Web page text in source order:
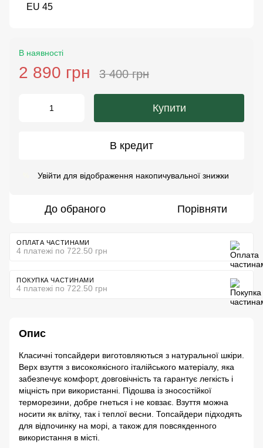
EU 45
В наявності
2 890 грн 3 400 грн
Купити
В кредит
Увійти для відображення накопичувальної знижки
До обраного Порівняти
ОПЛАТА ЧАСТИНАМИ
4 платежі по 722.50 грн
ПОКУПКА ЧАСТИНАМИ
4 платежі по 722.50 грн
Опис
Класичні топсайдери виготовляються з натуральної шкіри.
Верх взуття з високоякісного італійського матеріалу, яка
забезпечує комфорт, довговічність та гарантує легкість і
міцність при використанні. Підошва із зносостійкої
терморезини, добре гнеться і не ковзає. Взуття можна
носити як влітку, так і теплої весни. Топсайдери підходять
для відпочинку на морі, а також для повсякденного
використання в місті.